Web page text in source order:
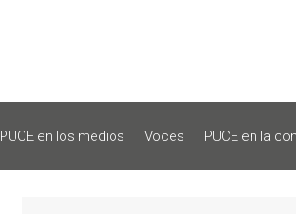
PUCE en los medios Voces PUCE en la